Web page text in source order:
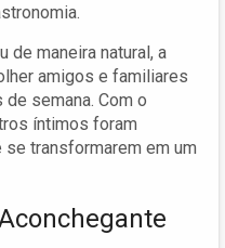
de maneira natural, a
amigos e familiares
semana. Com o
íntimos foram
transformarem em um